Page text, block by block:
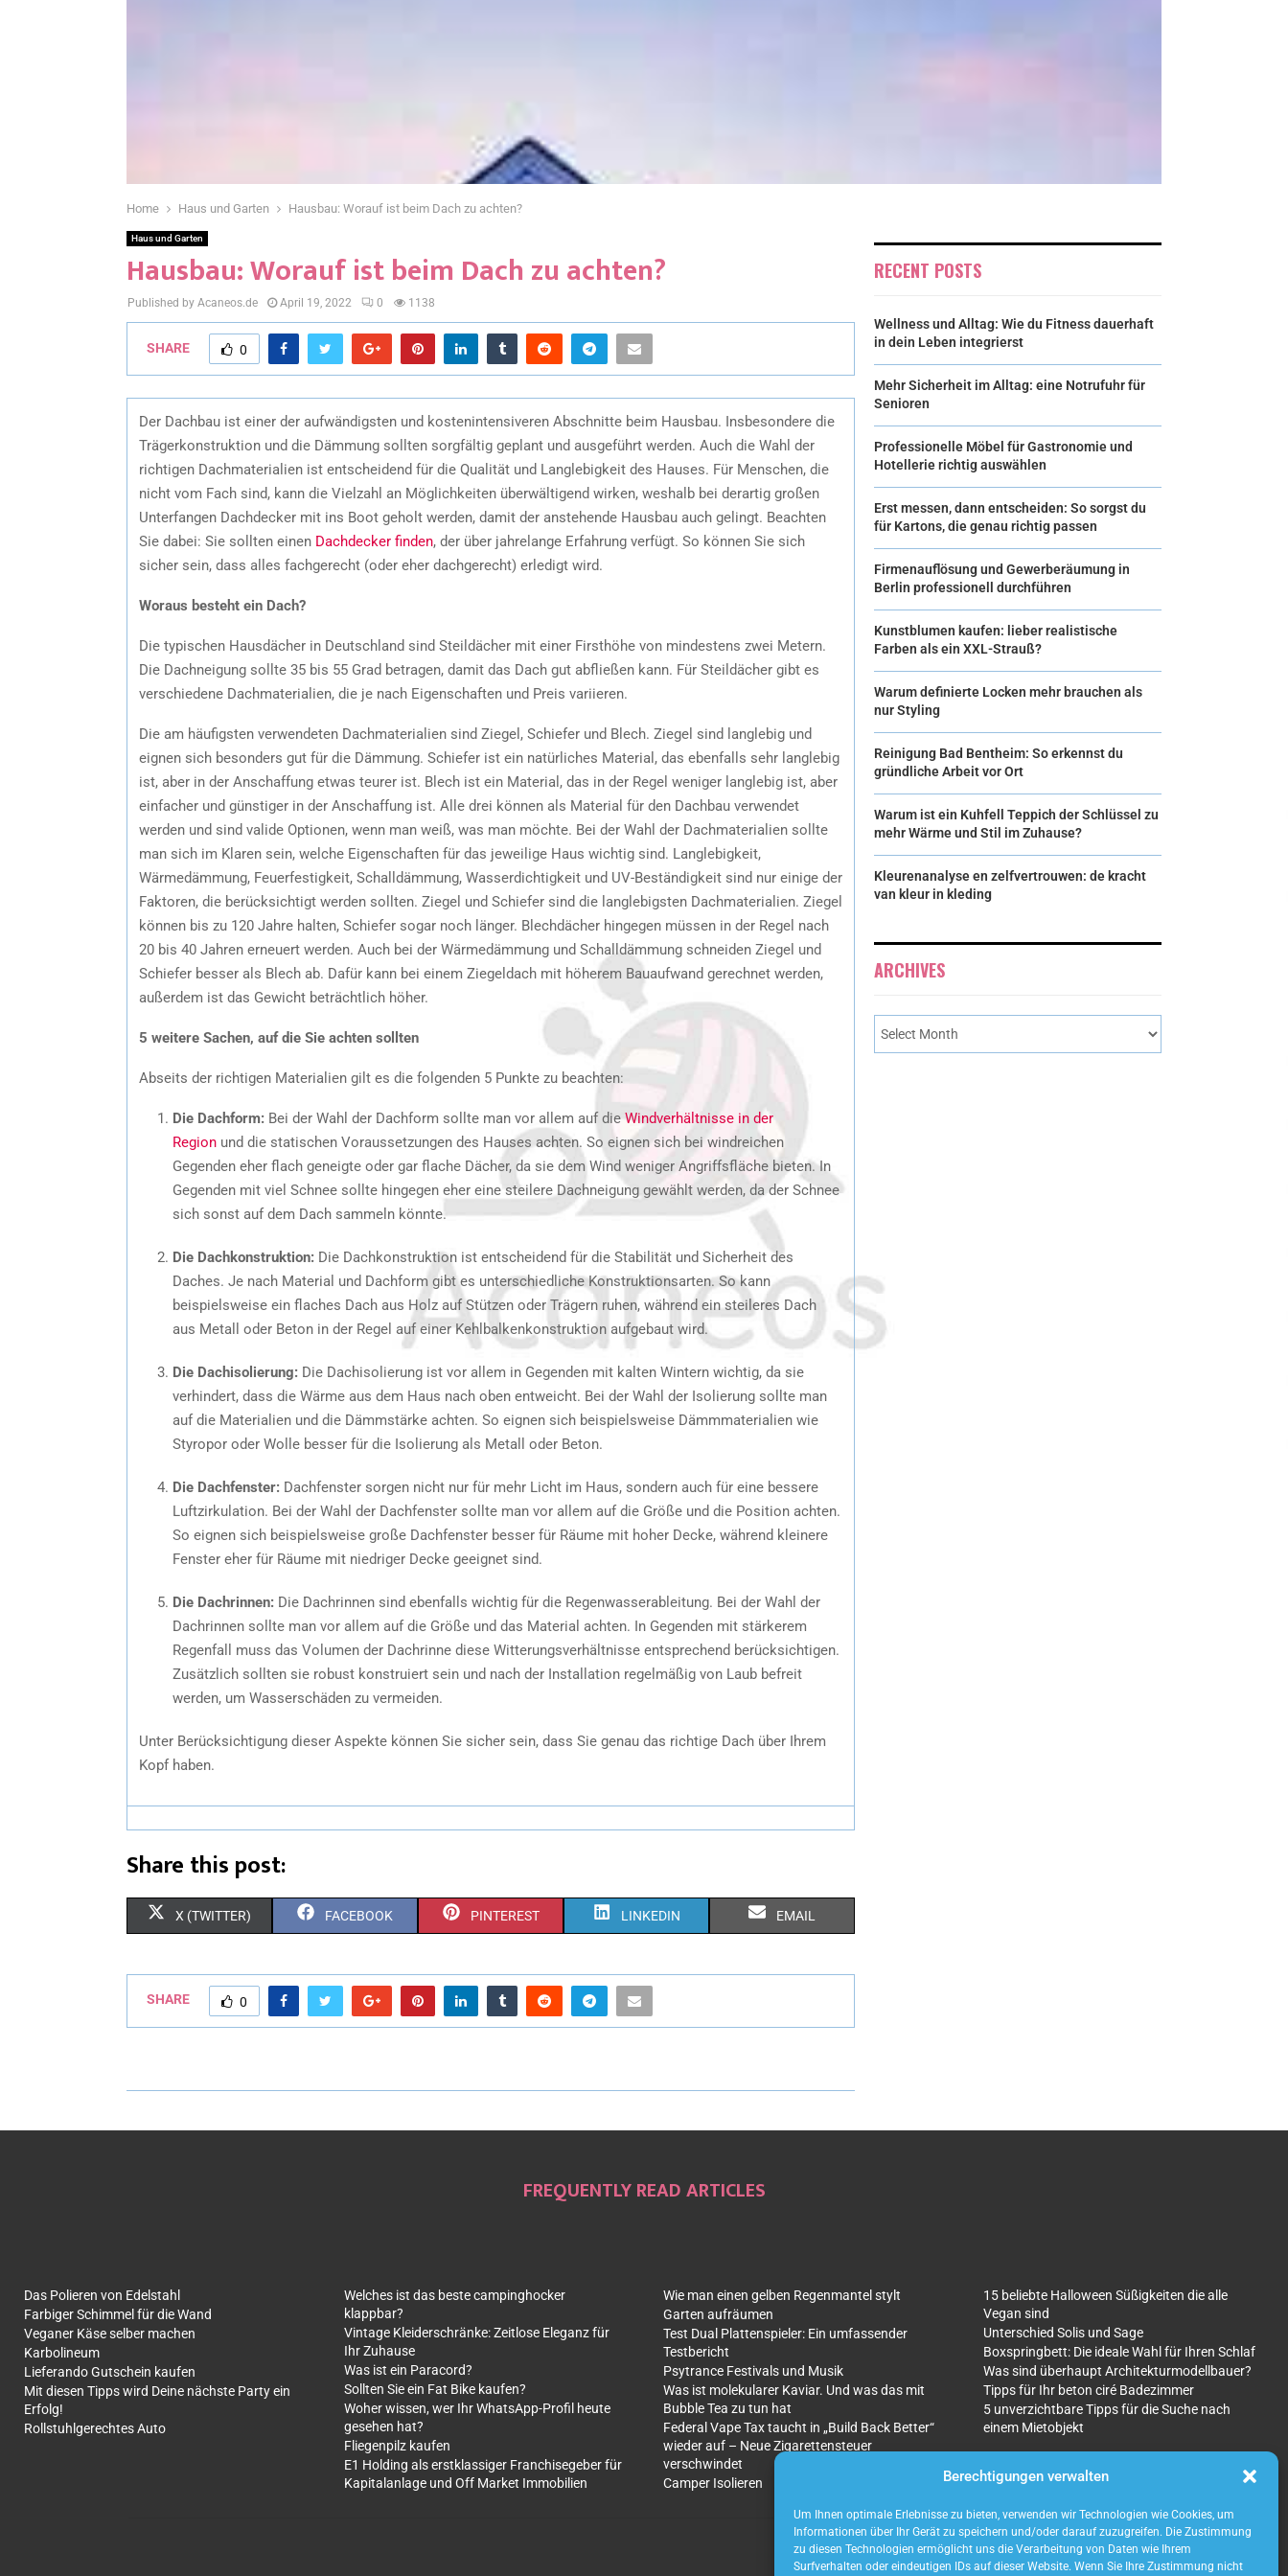
Berechtigungen verwalten
Um Ihnen optimale Erlebnisse zu bieten, verwenden wir Technologien wie Cookies, um
Informationen über Ihr Gerät zu speichern und/oder darauf zuzugreifen. Die Zustimmung
zu diesen Technologien ermöglicht uns die Verarbeitung von Daten wie Ihrem
Surfverhalten oder eindeutigen IDs auf dieser Website. Wenn Sie Ihre Zustimmung nicht
Home Haus und Garten Hausbau: Worauf ist beim Dach zu achten?
Haus und Garten
Hausbau: Worauf ist beim Dach zu achten?
Published by Acaneos.de April 19, 2022 0 1138
SHARE 0
Der Dachbau ist einer der aufwändigsten und kostenintensiveren Abschnitte beim Hausbau. Insbesondere die
Trägerkonstruktion und die Dämmung sollten sorgfältig geplant und ausgeführt werden. Auch die Wahl der
richtigen Dachmaterialien ist entscheidend für die Qualität und Langlebigkeit des Hauses. Für Menschen, die
nicht vom Fach sind, kann die Vielzahl an Möglichkeiten überwältigend wirken, weshalb bei derartig großen
Unterfangen Dachdecker mit ins Boot geholt werden, damit der anstehende Hausbau auch gelingt. Beachten
Sie dabei: Sie sollten einen Dachdecker finden, der über jahrelange Erfahrung verfügt. So können Sie sich
sicher sein, dass alles fachgerecht (oder eher dachgerecht) erledigt wird.
Woraus besteht ein Dach?
Die typischen Hausdächer in Deutschland sind Steildächer mit einer Firsthöhe von mindestens zwei Metern.
Die Dachneigung sollte 35 bis 55 Grad betragen, damit das Dach gut abfließen kann. Für Steildächer gibt es
verschiedene Dachmaterialien, die je nach Eigenschaften und Preis variieren.
Die am häufigsten verwendeten Dachmaterialien sind Ziegel, Schiefer und Blech. Ziegel sind langlebig und
eignen sich besonders gut für die Dämmung. Schiefer ist ein natürliches Material, das ebenfalls sehr langlebig
ist, aber in der Anschaffung etwas teurer ist. Blech ist ein Material, das in der Regel weniger langlebig ist, aber
einfacher und günstiger in der Anschaffung ist. Alle drei können als Material für den Dachbau verwendet
werden und sind valide Optionen, wenn man weiß, was man möchte. Bei der Wahl der Dachmaterialien sollte
man sich im Klaren sein, welche Eigenschaften für das jeweilige Haus wichtig sind. Langlebigkeit,
Wärmedämmung, Feuerfestigkeit, Schalldämmung, Wasserdichtigkeit und UV-Beständigkeit sind nur einige der
Faktoren, die berücksichtigt werden sollten. Ziegel und Schiefer sind die langlebigsten Dachmaterialien. Ziegel
können bis zu 120 Jahre halten, Schiefer sogar noch länger. Blechdächer hingegen müssen in der Regel nach
20 bis 40 Jahren erneuert werden. Auch bei der Wärmedämmung und Schalldämmung schneiden Ziegel und
Schiefer besser als Blech ab. Dafür kann bei einem Ziegeldach mit höherem Bauaufwand gerechnet werden,
außerdem ist das Gewicht beträchtlich höher.
5 weitere Sachen, auf die Sie achten sollten
Abseits der richtigen Materialien gilt es die folgenden 5 Punkte zu beachten:
Die Dachform: Bei der Wahl der Dachform sollte man vor allem auf dieWindverhältnisse in der
Region und die statischen Voraussetzungen des Hauses achten. So eignen sich bei windreichen
Gegenden eher flach geneigte oder gar flache Dächer, da sie dem Wind weniger Angriffsfläche bieten. In
Gegenden mit viel Schnee sollte hingegen eher eine steilere Dachneigung gewählt werden, da der Schnee
sich sonst auf dem Dach sammeln könnte.
Die Dachkonstruktion: Die Dachkonstruktion ist entscheidend für die Stabilität und Sicherheit des
Daches. Je nach Material und Dachform gibt es unterschiedliche Konstruktionsarten. So kann
beispielsweise ein flaches Dach aus Holz auf Stützen oder Trägern ruhen, während ein steileres Dach
aus Metall oder Beton in der Regel auf einer Kehlbalkenkonstruktion aufgebaut wird.
Die Dachisolierung: Die Dachisolierung ist vor allem in Gegenden mit kalten Wintern wichtig, da sie
verhindert, dass die Wärme aus dem Haus nach oben entweicht. Bei der Wahl der Isolierung sollte man
auf die Materialien und die Dämmstärke achten. So eignen sich beispielsweise Dämmmaterialien wie
Styropor oder Wolle besser für die Isolierung als Metall oder Beton.
Die Dachfenster: Dachfenster sorgen nicht nur für mehr Licht im Haus, sondern auch für eine bessere
Luftzirkulation. Bei der Wahl der Dachfenster sollte man vor allem auf die Größe und die Position achten.
So eignen sich beispielsweise große Dachfenster besser für Räume mit hoher Decke, während kleinere
Fenster eher für Räume mit niedriger Decke geeignet sind.
Die Dachrinnen: Die Dachrinnen sind ebenfalls wichtig für die Regenwasserableitung. Bei der Wahl der
Dachrinnen sollte man vor allem auf die Größe und das Material achten. In Gegenden mit stärkerem
Regenfall muss das Volumen der Dachrinne diese Witterungsverhältnisse entsprechend berücksichtigen.
Zusätzlich sollten sie robust konstruiert sein und nach der Installation regelmäßig von Laub befreit
werden, um Wasserschäden zu vermeiden.
Unter Berücksichtigung dieser Aspekte können Sie sicher sein, dass Sie genau das richtige Dach über Ihrem
Kopf haben.
Share this post:
X (TWITTER) FACEBOOK PINTEREST LINKEDIN EMAIL
SHARE 0
RECENT POSTS
Wellness und Alltag: Wie du Fitness dauerhaft
in dein Leben integrierst
Mehr Sicherheit im Alltag: eine Notrufuhr für
Senioren
Professionelle Möbel für Gastronomie und
Hotellerie richtig auswählen
Erst messen, dann entscheiden: So sorgst du
für Kartons, die genau richtig passen
Firmenauflösung und Gewerberäumung in
Berlin professionell durchführen
Kunstblumen kaufen: lieber realistische
Farben als ein XXL-Strauß?
Warum definierte Locken mehr brauchen als
nur Styling
Reinigung Bad Bentheim: So erkennst du
gründliche Arbeit vor Ort
Warum ist ein Kuhfell Teppich der Schlüssel zu
mehr Wärme und Stil im Zuhause?
Kleurenanalyse en zelfvertrouwen: de kracht
van kleur in kleding
ARCHIVES
FREQUENTLY READ ARTICLES
Das Polieren von Edelstahl
Farbiger Schimmel für die Wand
Veganer Käse selber machen
Karbolineum
Lieferando Gutschein kaufen
Mit diesen Tipps wird Deine nächste Party ein
Erfolg!
Rollstuhlgerechtes Auto
Welches ist das beste campinghocker
klappbar?
Vintage Kleiderschränke: Zeitlose Eleganz für
Ihr Zuhause
Was ist ein Paracord?
Sollten Sie ein Fat Bike kaufen?
Woher wissen, wer Ihr WhatsApp-Profil heute
gesehen hat?
Fliegenpilz kaufen
E1 Holding als erstklassiger Franchisegeber für
Kapitalanlage und Off Market Immobilien
Wie man einen gelben Regenmantel stylt
Garten aufräumen
Test Dual Plattenspieler: Ein umfassender
Testbericht
Psytrance Festivals und Musik
Was ist molekularer Kaviar. Und was das mit
Bubble Tea zu tun hat
Federal Vape Tax taucht in „Build Back Better“
wieder auf – Neue Zigarettensteuer
verschwindet
Camper Isolieren
15 beliebte Halloween Süßigkeiten die alle
Vegan sind
Unterschied Solis und Sage
Boxspringbett: Die ideale Wahl für Ihren Schlaf
Was sind überhaupt Architekturmodellbauer?
Tipps für Ihr beton ciré Badezimmer
5 unverzichtbare Tipps für die Suche nach
einem Mietobjekt